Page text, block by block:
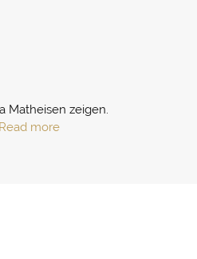
Matheisen zeigen.
Read more